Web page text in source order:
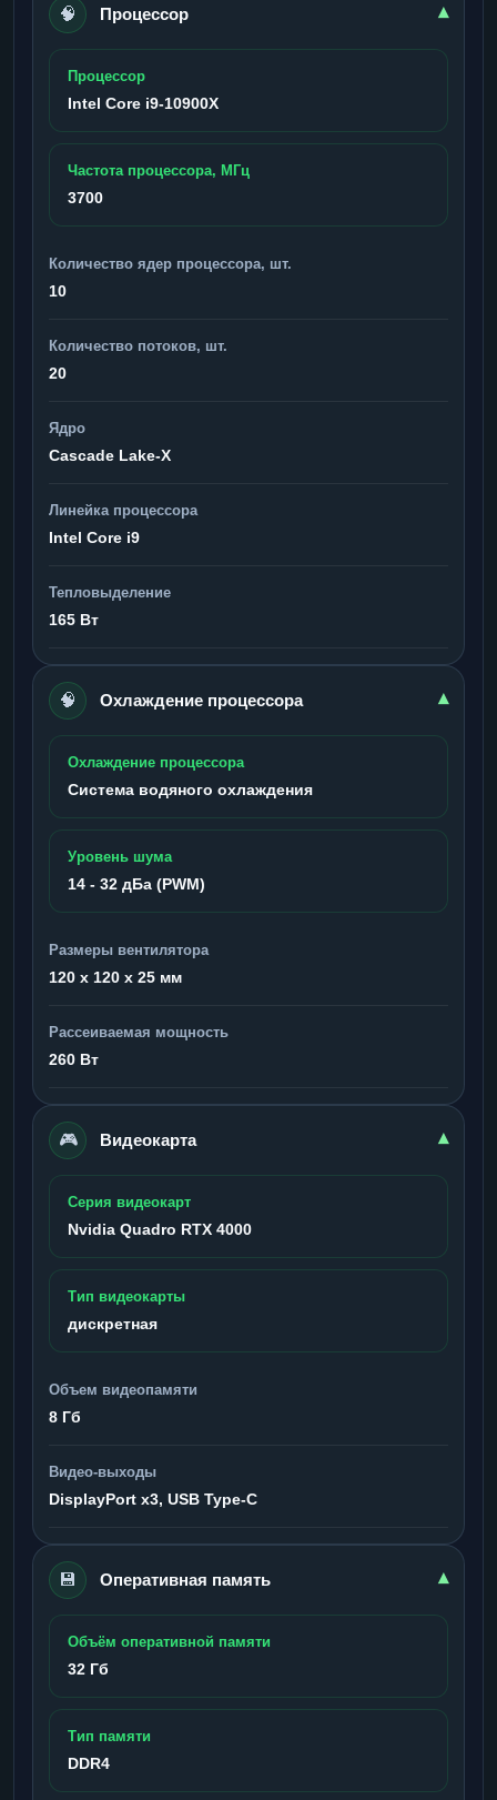
🧠 Процессор ▾
Процессор
Intel Core i9-10900X
Частота процессора, МГц
3700
Количество ядер процессора, шт.
10
Количество потоков, шт.
20
Ядро
Cascade Lake-X
Линейка процессора
Intel Core i9
Тепловыделение
165 Вт
🧠 Охлаждение процессора ▾
Охлаждение процессора
Система водяного охлаждения
Уровень шума
14 - 32 дБа (PWM)
Размеры вентилятора
120 x 120 x 25 мм
Рассеиваемая мощность
260 Вт
🎮 Видеокарта ▾
Серия видеокарт
Nvidia Quadro RTX 4000
Тип видеокарты
дискретная
Объем видеопамяти
8 Гб
Видео-выходы
DisplayPort x3, USB Type-C
💾 Оперативная память ▾
Объём оперативной памяти
32 Гб
Тип памяти
DDR4